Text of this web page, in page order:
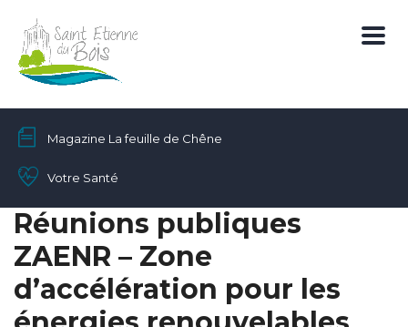
Magazine La feuille de Chêne
Votre Santé
Réunions publiques
ZAENR – Zone
d’accélération pour les